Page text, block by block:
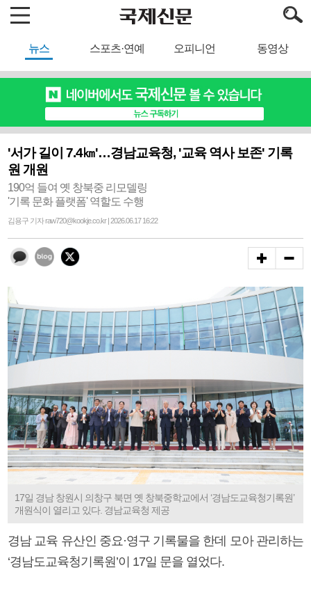
뉴스 스포츠·연예 오피니언 동영상
'서가 길이 7.4㎞'…경남교육청, '교육 역사 보존' 기록
원 개원
190억 들여 옛 창북중 리모델링
'기록 문화 플랫폼' 역할도 수행
김용구 기자 raw720@kookje.co.kr | 2026.06.17 16:22
17일 경남 창원시 의창구 북면 옛 창북중학교에서 ‘경남도교육청기록원’
개원식이 열리고 있다. 경남교육청 제공
경남 교육 유산인 중요·영구 기록물을 한데 모아 관리하는
‘경남도교육청기록원’이 17일 문을 열었다.